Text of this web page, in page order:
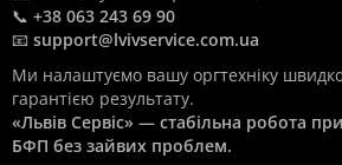
📞 +38 063 243 69 90
📧 support@lvivservice.com.ua
Ми налаштуємо вашу оргтехніку
гарантією результату.
«Львів Сервіс» — стабільна робота
БФП без зайвих проблем.